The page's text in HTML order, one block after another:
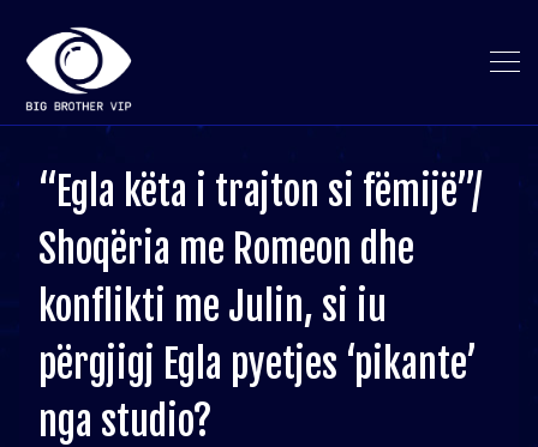
“Egla këta i trajton si fëmijë”/
Shoqëria me Romeon dhe
konflikti me Julin, si iu
përgjigj Egla pyetjes ‘pikante’
nga studio?